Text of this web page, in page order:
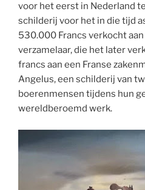
voor het eerst in Nederland
schilderij voor het in die tijd
530.000 Francs verkocht
verzamelaar, die het later
francs aan een Franse
Angelus, een schilderij van
boerenmensen tijdens hun
wereldberoemd werk.